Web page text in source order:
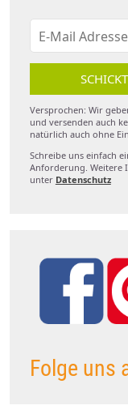
Versprochen: Wir
und versenden auch
natürlich auch ohne
Schreibe uns einfach
Anforderung. Weitere
unter Datenschutz
Folge uns